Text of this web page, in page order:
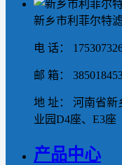
新乡市利菲尔特
电 话：
邮 箱：
地 址： 河南省新
业园D4座、E3座
产品中心